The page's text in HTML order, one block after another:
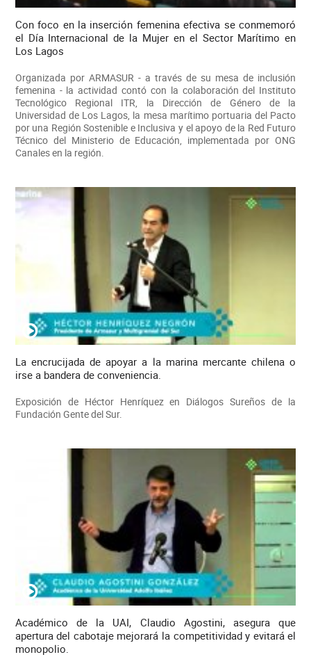
Con foco en la inserción femenina efectiva se conmemoró
el Día Internacional de la Mujer en el Sector Marítimo en
Los Lagos
Organizada por ARMASUR - a través de su mesa de inclusión
femenina - la actividad contó con la colaboración del Instituto
Tecnológico Regional ITR, la Dirección de Género de la
Universidad de Los Lagos, la mesa marítimo portuaria del Pacto
por una Región Sostenible e Inclusiva y el apoyo de la Red Futuro
Técnico del Ministerio de Educación, implementada por ONG
Canales en la región.
La encrucijada de apoyar a la marina mercante chilena o
irse a bandera de conveniencia.
Exposición de Héctor Henríquez en Diálogos Sureños de la
Fundación Gente del Sur.
Académico de la UAI, Claudio Agostini, asegura que
apertura del cabotaje mejorará la competitividad y evitará el
monopolio.